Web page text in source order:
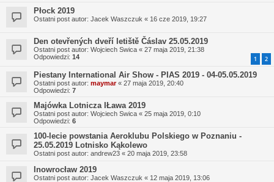
Płock 2019
Ostatni post autor: Jacek Waszczuk « 16 cze 2019, 19:27
Den otevřených dveří letiště Čáslav 25.05.2019
Ostatni post autor: Wojciech Swica « 27 maja 2019, 21:38
Odpowiedzi: 14 1 2
Piestany International Air Show - PIAS 2019 - 04-05.05.2019
Ostatni post autor: maymar« 27 maja 2019, 20:40
Odpowiedzi: 7
Majówka Lotnicza IŁawa 2019
Ostatni post autor: Wojciech Swica « 25 maja 2019, 0:10
Odpowiedzi: 6
100-lecie powstania Aeroklubu Polskiego w Poznaniu -
25.05.2019 Lotnisko Kąkolewo
Ostatni post autor: andrew23 « 20 maja 2019, 23:58
Inowrocław 2019
Ostatni post autor: Jacek Waszczuk « 12 maja 2019, 13:06